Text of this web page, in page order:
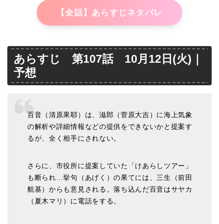
【全話】あらすじネタバレ
あらすじ 第107話 10月12日(火)｜
予想
百音（清原果耶）は、滋郎（菅原大吉）に海上気象
の解析や詳細情報などの提供をできないかと提案す
るが、全く相手にされない。
さらに、市役所に提案していた「けあらしツアー」
も断られ…挙句（あげく）の果てには、三生（前田
航基）からも意見される。落ち込んだ百音はサヤカ
（夏木マリ）に電話をする。